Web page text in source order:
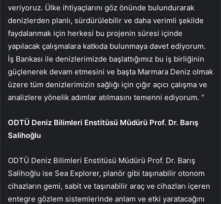
veriyoruz. Ülke ihtiyaçlarını göz önünde bulundurarak
denizlerden planlı, sürdürülebilir ve daha verimli şekilde
faydalanmak için herkesi bu projenin süresi içinde
yapılacak çalışmalara katkıda bulunmaya davet ediyorum.
İş Bankası ile denizlerimizde başlattığımız bu iş birliğinin
güçlenerek devam etmesini ve başta Marmara Deniz olmak
üzere tüm denizlerimizin sağlığı için çığır açıcı çalışma ve
analizlere yönelik adımlar atılmasını temenni ediyorum. “
ODTÜ Deniz Bilimleri Enstitüsü Müdürü Prof. Dr. Barış
Salihoğlu
ODTÜ Deniz Bilimleri Enstitüsü Müdürü Prof. Dr. Barış
Salihoğlu ise Sea Explorer, planör gibi taşınabilir otonom
cihazların gemi, sabit ve taşınabilir araç ve cihazları içeren
entegre gözlem sistemlerinde anlam ve etki yaratacağını